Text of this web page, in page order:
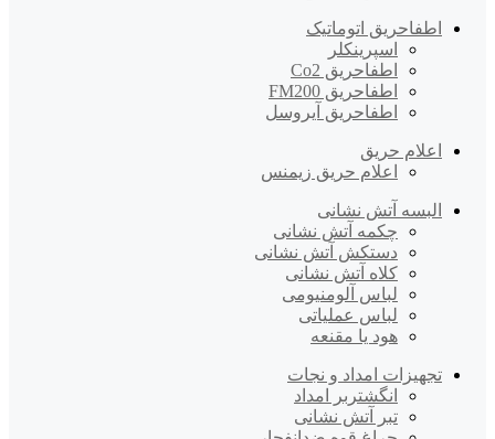
اطفاحریق اتوماتیک
اسپرینکلر
اطفاحریق Co2
اطفاحریق FM200
اطفاحریق آیروسل
اعلام حریق
اعلام حریق زیمنس
البسه آتش نشانی
چکمه آتش نشانی
دستکش آتش نشانی
کلاه آتش نشانی
لباس آلومنیومی
لباس عملیاتی
هود یا مقنعه
تجهیزات امداد و نجات
انگشتربر امداد
تبر آتش نشانی